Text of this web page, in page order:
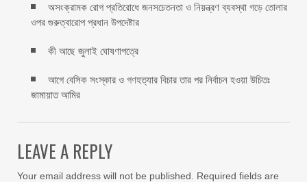
অসংক্রামক রোগ প্রতিরোধে জনসচেতনতা ও নিয়ন্ত্রণ ব্যবস্থা গড়ে তোলার
ওপর গুরুত্বারোপ প্রধান উপদেষ্টার
কী আছে জুলাই ঘোষণাপত্রে
আগে বেসিক সংস্কার ও গণহত্যার বিচার তার পর নির্বাচন হওয়া উচিতঃ
জামায়াত আমির
LEAVE A REPLY
Your email address will not be published.
Required fields are